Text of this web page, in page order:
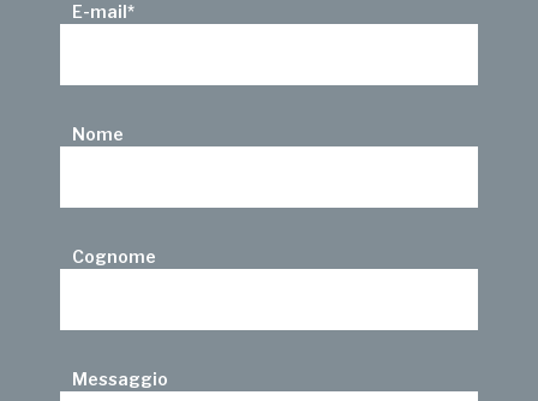
E-mail*
Nome
Cognome
Messaggio